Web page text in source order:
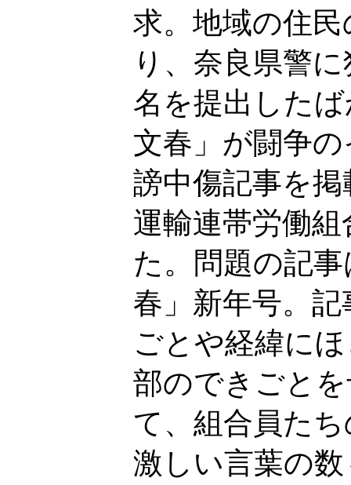
求。地域の住
り、奈良県警
名を提出した
文春」が闘争
謗中傷記事を
運輸連帯労働
た。問題の記
春」新年号。
ごとや経緯に
部のできごと
て、組合員た
激しい言葉の